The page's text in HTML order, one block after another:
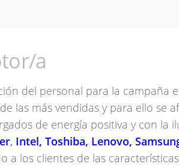
a
del personal para la campaña
las más vendidas y para ello se
de energía positiva y con la
, Intel, Toshiba, Lenovo,
a los clientes de las